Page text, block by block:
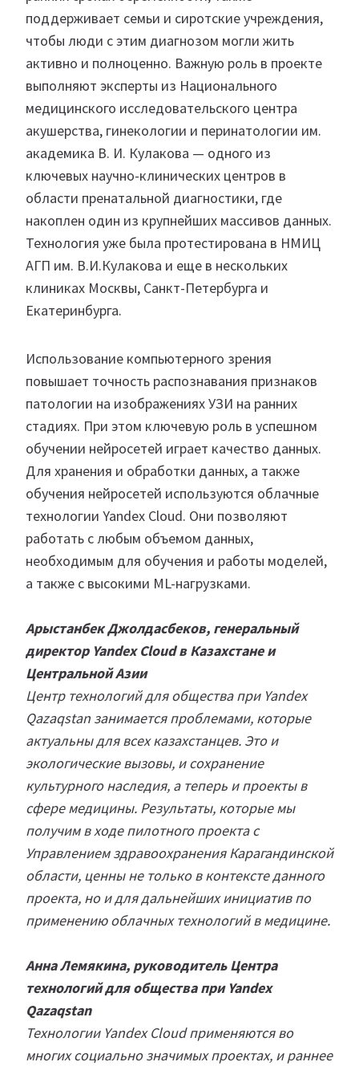
поддерживает семьи и сиротские учреждения,
чтобы люди с этим диагнозом могли жить
активно и полноценно. Важную роль в проекте
выполняют эксперты из Национального
медицинского исследовательского центра
акушерства, гинекологии и перинатологии им.
академика В. И. Кулакова — одного из
ключевых научно-клинических центров в
области пренатальной диагностики, где
накоплен один из крупнейших массивов данных.
Технология уже была протестирована в НМИЦ
АГП им. В.И.Кулакова и еще в нескольких
клиниках Москвы, Санкт-Петербурга и
Екатеринбурга.
Использование компьютерного зрения
повышает точность распознавания признаков
патологии на изображениях УЗИ на ранних
стадиях. При этом ключевую роль в успешном
обучении нейросетей играет качество данных.
Для хранения и обработки данных, а также
обучения нейросетей используются облачные
технологии Yandex Cloud. Они позволяют
работать с любым объемом данных,
необходимым для обучения и работы моделей,
а также с высокими ML-нагрузками.
Арыстанбек Джолдасбеков, генеральный
директор Yandex Cloud в Казахстане и
Центральной Азии
Центр технологий для общества при Yandex
Qazaqstan занимается проблемами, которые
актуальны для всех казахстанцев. Это и
экологические вызовы, и сохранение
культурного наследия, а теперь и проекты в
сфере медицины. Результаты, которые мы
получим в ходе пилотного проекта с
Управлением здравоохранения Карагандинской
области, ценны не только в контексте данного
проекта, но и для дальнейших инициатив по
применению облачных технологий в медицине.
Анна Лемякина, руководитель Центра
технологий для общества при Yandex
Qazaqstan
Технологии Yandex Cloud применяются во
многих социально значимых проектах, и раннее